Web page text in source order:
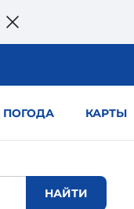
ПОГОДА КАРТЫ